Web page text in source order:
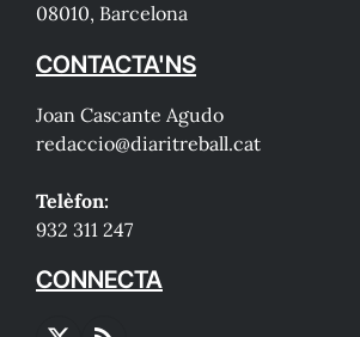
08010, Barcelona
CONTACTA'NS
Joan Cascante Agudo
redaccio@diaritreball.cat
Telèfon:
932 311 247
CONNECTA